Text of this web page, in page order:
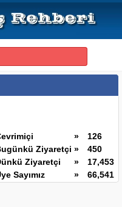
»
126
Ziyaretçi »
450
Ziyaretçi
»
17,453
Sayımız
» 66,541